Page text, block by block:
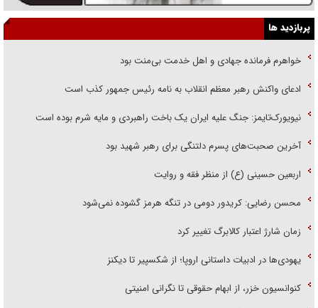
پربازدید ها
خواهرم فرمانده جهادی و اهل خدمت بی‌منت بود
ادعای واکنش رهبر معظم انقلاب به نامه رئیس جمهور کذب است
نیویورک‌تایمز: جنگ علیه ایران یک باخت راهبردی و مایه شرم بوده است
آخرین صحبت‌های پسرم دلتنگی برای رهبر شهید بود
اربعین حسینی (ع) از منظر فقه و روایت
محسن رضایی: کریدور دومی در تنگه هرمز گشوده نمی‌شود
زمان شارژ اعتبار کالابرگ تغییر کرد
یهودی‌ها در ادبیات داستانی اروپا؛ از شکسپیر تا دیکنز
کنوانسیون خزر، از ابهام حقوقی تا نگرانی امنیتی